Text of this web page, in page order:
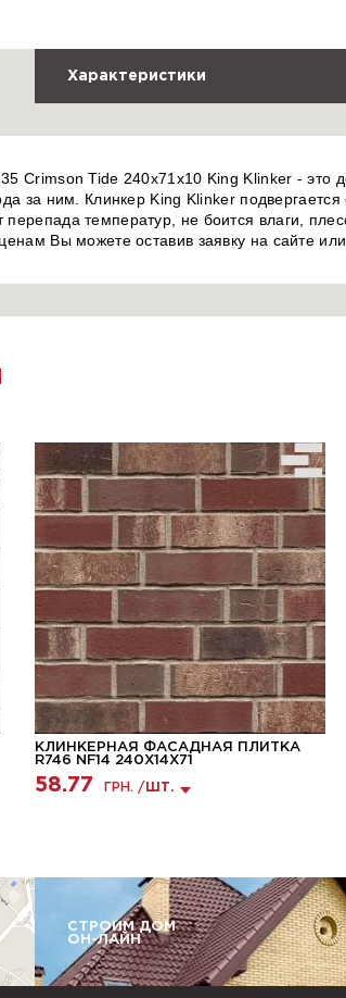
Характеристики
Crimson Tide 240x71x10 King Klinker - это
за ним. Клинкер King Klinker
температур, не боится влаги,
Вы можете оставив заявку на сайте
КЛИНКЕРНАЯ ФАСАДНАЯ ПЛИТКА
R746 NF14 240X14X71
58.77 ГРН. / ШТ.
СТРОИМ ДОМ
ОН-ЛАЙН